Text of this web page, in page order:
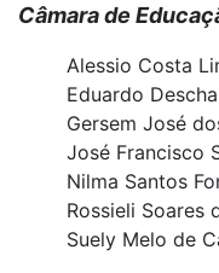
Câmara de
Alessio Costa
Eduardo
Gersem José
José Francisco
Nilma Santos
Rossieli Soares
Suely Melo de